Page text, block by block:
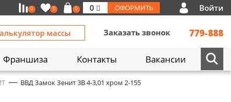
0 0 0 0 ОФОРМИТЬ Войти
массы Заказать звонок 779-888
Франшиза Контакты Вакансии
ВВД Замок Зенит 3В 4-3,01 хром 2-155